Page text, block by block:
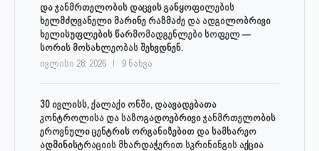
და ჯანმრთელობის დაცვის განყოფილების
ხელმძღვანელი მარინე რაზმაძე და ადგილობრივი
ხელისუფლების წარმომადგენლები სოფელ —
სორის მოსახლეობას შეხვდნენ.
ივლისი 28, 2026 9 ნახვა
30 ივლისს, ქალაქი ონში, დაავადებათა
კონტროლისა და საზოგადოებრივი ჯანმრთელობის
ეროვნული ცენტრის ორგანიზებით და სამხარეო
ადმინისტრაციის მხარდაჭერით სკრინინგის აქცია